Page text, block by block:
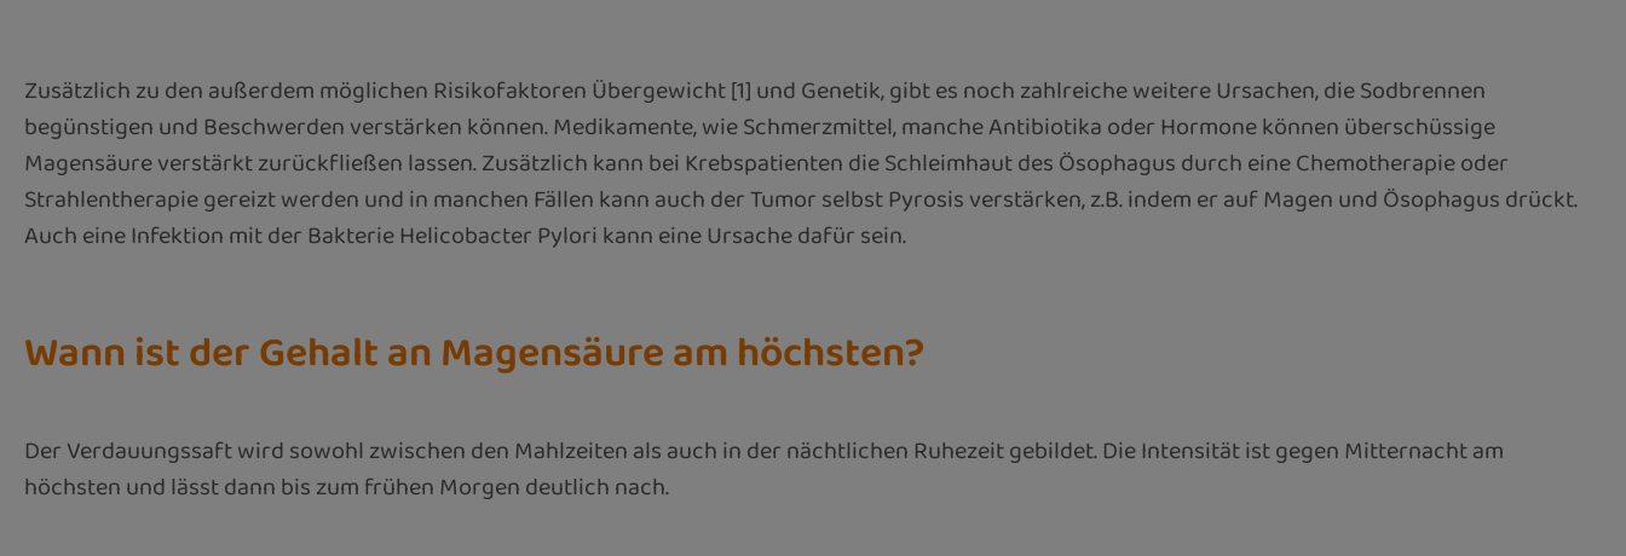
Zusätzlich zu den außerdem möglichen Risikofaktoren Übergewicht [1] und Genetik, gibt es noch zahlreiche weitere Ursachen, die Sodbrennen
begünstigen und Beschwerden verstärken können. Medikamente, wie Schmerzmittel, manche Antibiotika oder Hormone können überschüssige
Magensäure verstärkt zurückfließen lassen. Zusätzlich kann bei Krebspatienten die Schleimhaut des Ösophagus durch eine Chemotherapie oder
Strahlentherapie gereizt werden und in manchen Fällen kann auch der Tumor selbst Pyrosis verstärken, z.B. indem er auf Magen und Ösophagus drückt.
Auch eine Infektion mit der Bakterie Helicobacter Pylori kann eine Ursache dafür sein.
Wann ist der Gehalt an Magensäure am höchsten?
Der Verdauungssaft wird sowohl zwischen den Mahlzeiten als auch in der nächtlichen Ruhezeit gebildet. Die Intensität ist gegen Mitternacht am
höchsten und lässt dann bis zum frühen Morgen deutlich nach.